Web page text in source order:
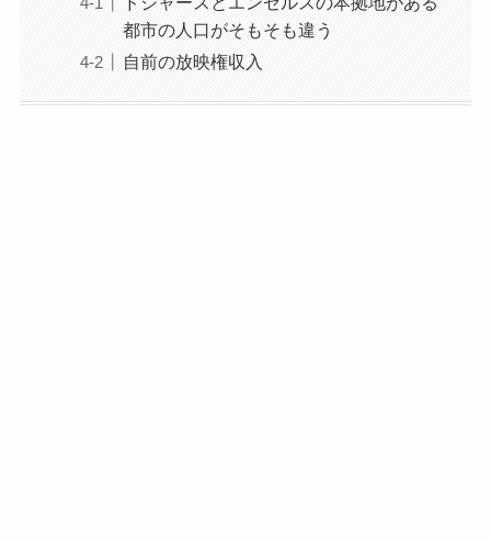
都市の人口がそもそも違う
自前の放映権収入